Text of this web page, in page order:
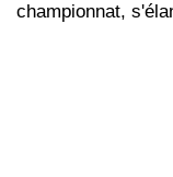
championnat,